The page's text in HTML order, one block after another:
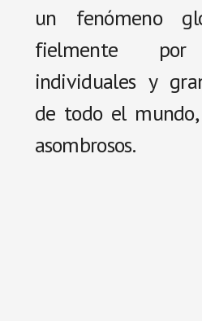
un fenómeno
fielmente por
individuales y
de todo el
asombrosos.